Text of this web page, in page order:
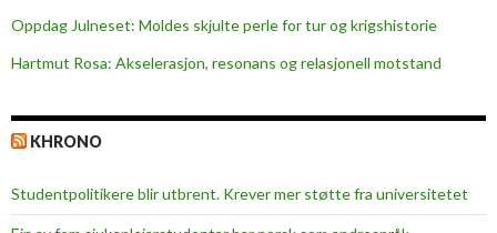
Oppdag Julneset: Moldes skjulte perle for tur og krigshistorie
Hartmut Rosa: Akselerasjon, resonans og relasjonell motstand
KHRONO
Studentpolitikere blir utbrent. Krever mer støtte fra universitetet